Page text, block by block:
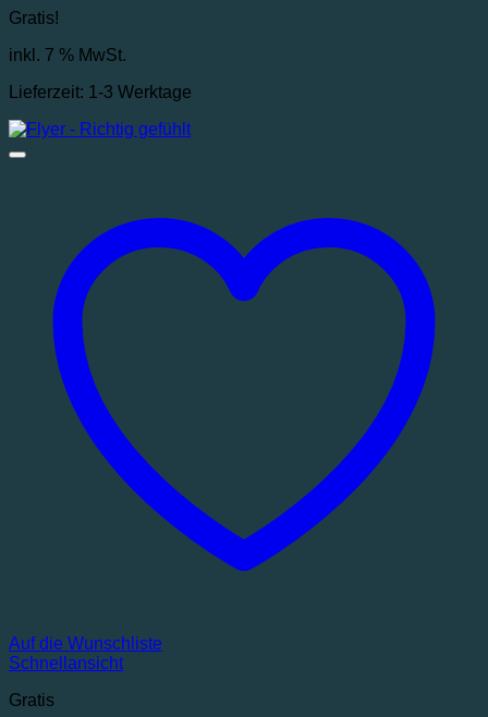
Gratis!
inkl. 7 % MwSt.
Lieferzeit: 1-3 Werktage
Auf die Wunschliste
Schnellansicht
Gratis